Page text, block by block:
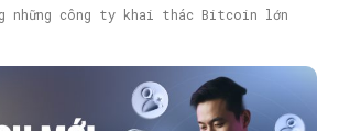
những công ty khai thác Bitcoin lớn